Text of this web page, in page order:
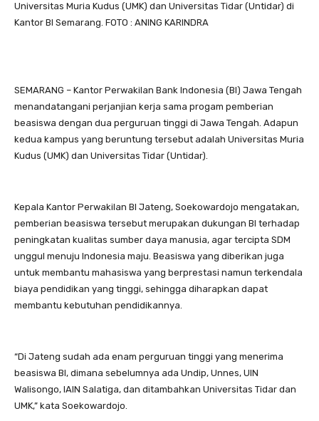
Universitas Muria Kudus (UMK) dan Universitas Tidar (Untidar) di
Kantor BI Semarang. FOTO : ANING KARINDRA
SEMARANG – Kantor Perwakilan Bank Indonesia (BI) Jawa Tengah
menandatangani perjanjian kerja sama progam pemberian
beasiswa dengan dua perguruan tinggi di Jawa Tengah. Adapun
kedua kampus yang beruntung tersebut adalah Universitas Muria
Kudus (UMK) dan Universitas Tidar (Untidar).
Kepala Kantor Perwakilan BI Jateng, Soekowardojo mengatakan,
pemberian beasiswa tersebut merupakan dukungan BI terhadap
peningkatan kualitas sumber daya manusia, agar tercipta SDM
unggul menuju Indonesia maju. Beasiswa yang diberikan juga
untuk membantu mahasiswa yang berprestasi namun terkendala
biaya pendidikan yang tinggi, sehingga diharapkan dapat
membantu kebutuhan pendidikannya.
“Di Jateng sudah ada enam perguruan tinggi yang menerima
beasiswa BI, dimana sebelumnya ada Undip, Unnes, UIN
Walisongo, IAIN Salatiga, dan ditambahkan Universitas Tidar dan
UMK,” kata Soekowardojo.